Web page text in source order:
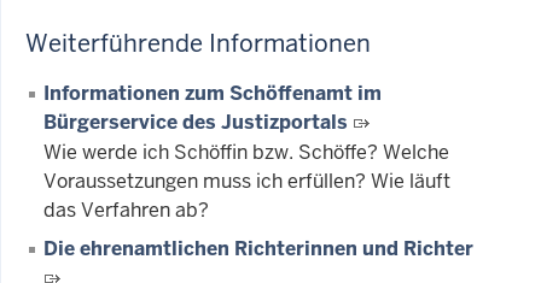
Weiterführende Informationen
Informationen zum Schöffenamt im
Bürgerservice des Justizportals
Wie werde ich Schöffin bzw. Schöffe? Welche
Voraussetzungen muss ich erfüllen? Wie läuft
das Verfahren ab?
Die ehrenamtlichen Richterinnen und Richter